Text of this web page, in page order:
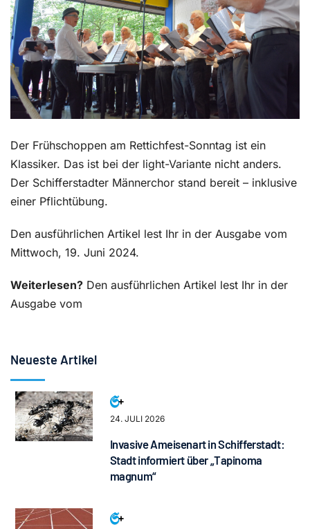
Der Frühschoppen am Rettichfest-Sonntag ist ein
Klassiker. Das ist bei der light-Variante nicht anders.
Der Schifferstadter Männerchor stand bereit – inklusive
einer Pflichtübung.
Den ausführlichen Artikel lest Ihr in der Ausgabe vom
Mittwoch, 19. Juni 2024.
Weiterlesen? Den ausführlichen Artikel lest Ihr in der
Ausgabe vom
Neueste Artikel
24. JULI 2026
Invasive Ameisenart in Schifferstadt:
Stadt informiert über „Tapinoma
magnum“